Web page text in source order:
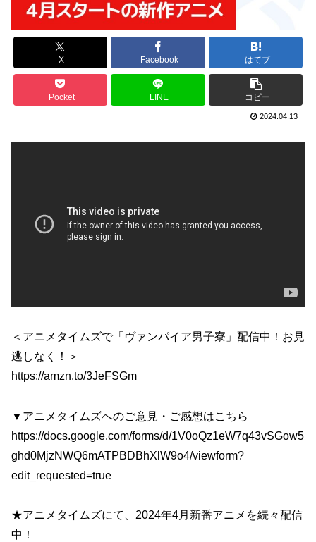
X Facebook はてブ
Pocket LINE コピー
2024.04.13
＜アニメタイムズで「ヴァンパイア男子寮」配信中！お見
逃しなく！＞
https://amzn.to/3JeFSGm
▼アニメタイムズへのご意見・ご感想はこちら
https://docs.google.com/forms/d/1V0oQz1eW7q43vSGow5
ghd0MjzNWQ6mATPBDBhXlW9o4/viewform?
edit_requested=true
★アニメタイムズにて、2024年4月新番アニメを続々配信
中！